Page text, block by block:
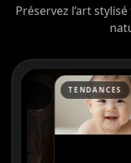
Préservez l’art
TENDANCES